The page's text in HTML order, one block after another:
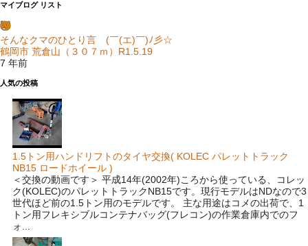
マイブログ リスト
そんなクマのひとり言 (￣(エ)￣)ﾉ彡☆
鶴岡市 荒倉山（３０７ｍ）R1.5.19
7 年前
人気の投稿
1.5トン用ハンドリフトのタイヤ交換( KOLEC パレットトラック
NB15 ロードホイール )
＜交換の動画です＞ 平成14年(2002年)ころから使っている、コレッ
ク(KOLEC)のパレットトラックNB15です。現行モデルはNDなので3
世代ほど前の1.5トン用のモデルです。 主な用途はコメの出荷で、1
トン用フレキシブルコンテナバッグ(フレコン)の作業倉庫内でのフ
ォ...